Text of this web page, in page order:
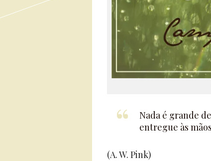
Nada é grande
entregue às
(A. W. Pink)